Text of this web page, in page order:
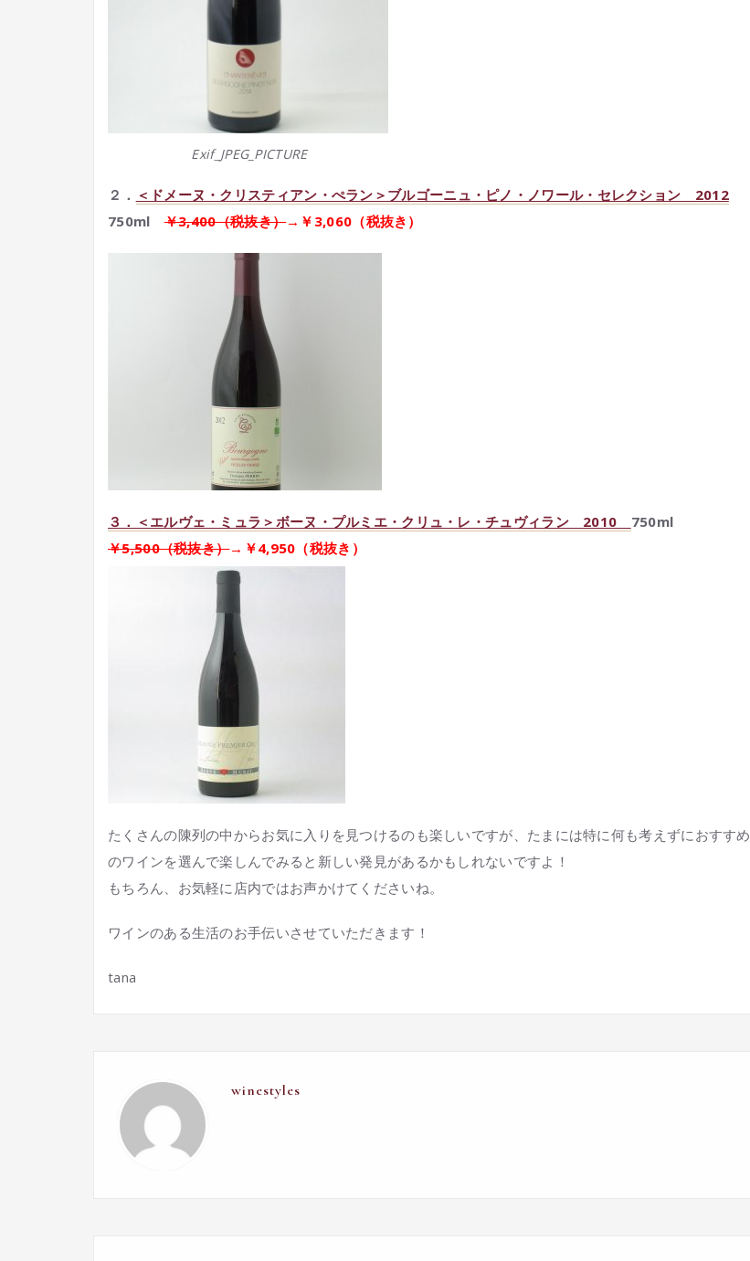
Exif_JPEG_PICTURE
２． ＜ドメーヌ・クリスティアン・ぺラン＞ブルゴーニュ・ピノ・ノワール・セレクション 2012
750ml￥3,400（税抜き）→￥3,060（税抜き）
３．＜エルヴェ・ミュラ＞ボーヌ・プルミエ・クリュ・レ・チュヴィラン 2010 750ml
￥5,500（税抜き）→￥4,950（税抜き）
たくさんの陳列の中からお気に入りを見つけるのも楽しいですが、たまには特に何も考えずにおすすめ
のワインを選んで楽しんでみると新しい発見があるかもしれないですよ！
もちろん、お気軽に店内ではお声かけてくださいね。
ワインのある生活のお手伝いさせていただきます！
tana
winestyles